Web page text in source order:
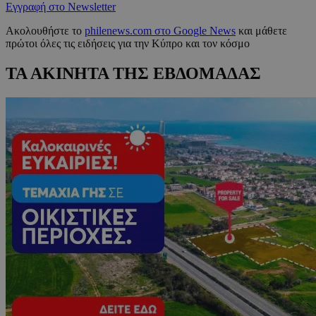
Εγγραφή στο Newsletter
Ακολουθήστε το philenews.com στο Google News και μάθετε
πρώτοι όλες τις ειδήσεις για την Κύπρο και τον κόσμο
ΤΑ ΑΚΙΝΗΤΑ ΤΗΣ ΕΒΔΟΜΑΔΑΣ